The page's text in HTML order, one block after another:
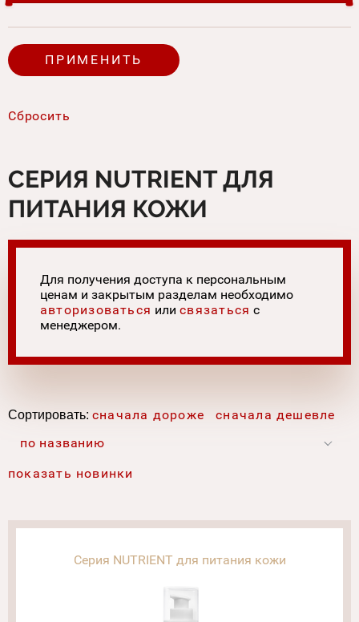
СЕРИЯ NUTRIENT ДЛЯ
ПИТАНИЯ КОЖИ
Для получения доступа к персональным
ценам и закрытым разделам необходимо
авторизоваться илисвязаться с
менеджером.
Сортировать: сначала дороже
сначала дешевле
по названию
показать новинки
Серия NUTRIENT для питания кожи